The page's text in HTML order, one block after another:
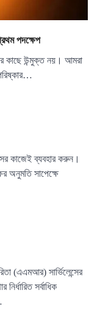
পদক্ষেপ
কাছে উন্মুক্ত নয়। আমরা
কাজেই ব্যবহার করুন।
অনুমতি সাপেক্ষে
(এএমআর) সার্ভিলেন্সের
সর্বাধিক